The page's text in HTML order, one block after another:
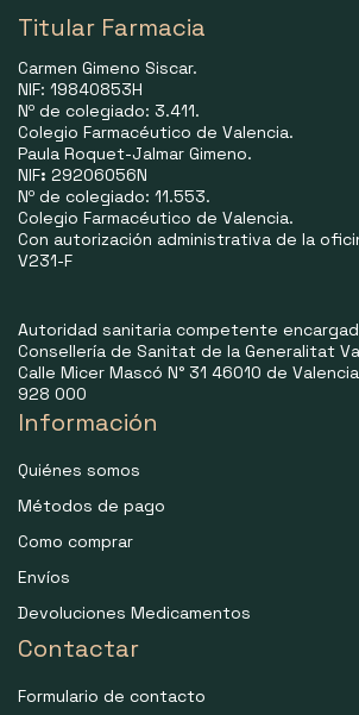
Titular Farmacia
Carmen Gimeno Siscar.
NIF: 19840853H
Nº de colegiado: 3.411.
Colegio Farmacéutico de Valencia.
Paula Roquet-Jalmar Gimeno.
NIF: 29206056N
Nº de colegiado: 11.553.
Colegio Farmacéutico de Valencia.
Con autorización administrativa de la
V231-F
Autoridad sanitaria competente
Consellería de Sanitat de la Generalitat
Calle Micer Mascó N° 31 46010 de
928 000
Información
Quiénes somos
Métodos de pago
Como comprar
Envíos
Devoluciones Medicamentos
Contactar
Formulario de contacto